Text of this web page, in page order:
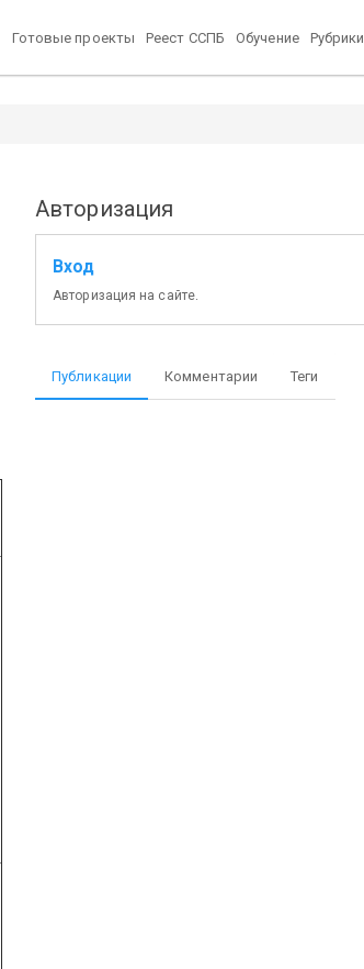
Готовые проекты Реест ССПБ Обучение Рубрики
Авторизация
Вход
Авторизация на сайте.
Публикации Комментарии Теги